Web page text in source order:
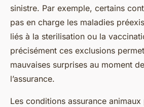
sinistre. Par exemple, certains
pas en charge les maladies
liés à la sterilisation ou la
précisément ces exclusions
mauvaises surprises au moment
l’assurance.
Les conditions assurance animaux